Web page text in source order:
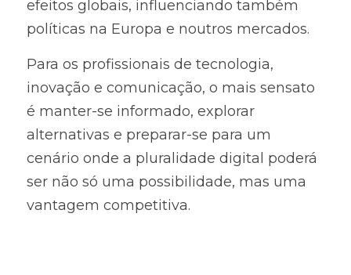
efeitos globais, influenciando também
políticas na Europa e noutros mercados.
Para os profissionais de tecnologia,
inovação e comunicação, o mais sensato
é manter-se informado, explorar
alternativas e preparar-se para um
cenário onde a pluralidade digital poderá
ser não só uma possibilidade, mas uma
vantagem competitiva.